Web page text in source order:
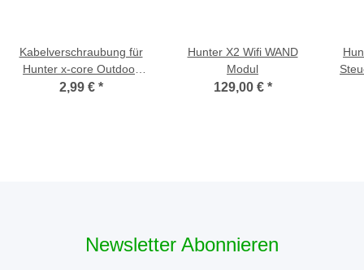
Kabelverschraubung für
Hunter x-core Outdoor
Steuerung 2 Stk.
2,99 € *
Hunter X2 Wifi WAND
Modul
129,00 € *
Newsletter Abonnieren